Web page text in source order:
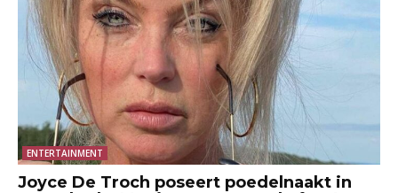
ENTERTAINMENT
Joyce De Troch poseert poedelnaakt in